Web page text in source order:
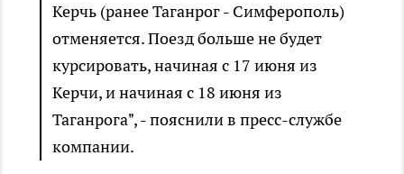
Керчь (ранее Таганрог - Симферополь)
отменяется. Поезд больше не будет
курсировать, начиная с 17 июня из
Керчи, и начиная с 18 июня из
Таганрога", - пояснили в пресс-службе
компании.